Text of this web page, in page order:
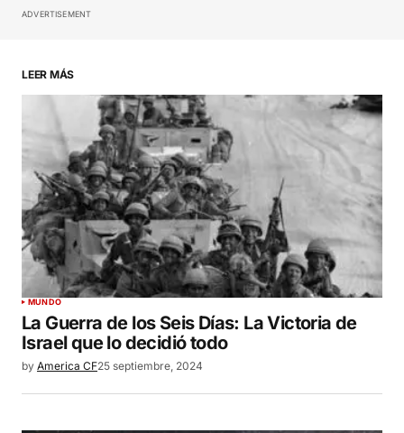
Your Name
Your E-mail
Guardar mi nombre, correo electrónico y sitio
web en este navegador para la próxima vez que
haga un comentario.
SUBMIT COMMENT
ADVERTISEMENT
LEER MÁS
MUNDO
La Guerra de los Seis Días: La Victoria de
Israel que lo decidió todo
by America CF25 septiembre, 2024